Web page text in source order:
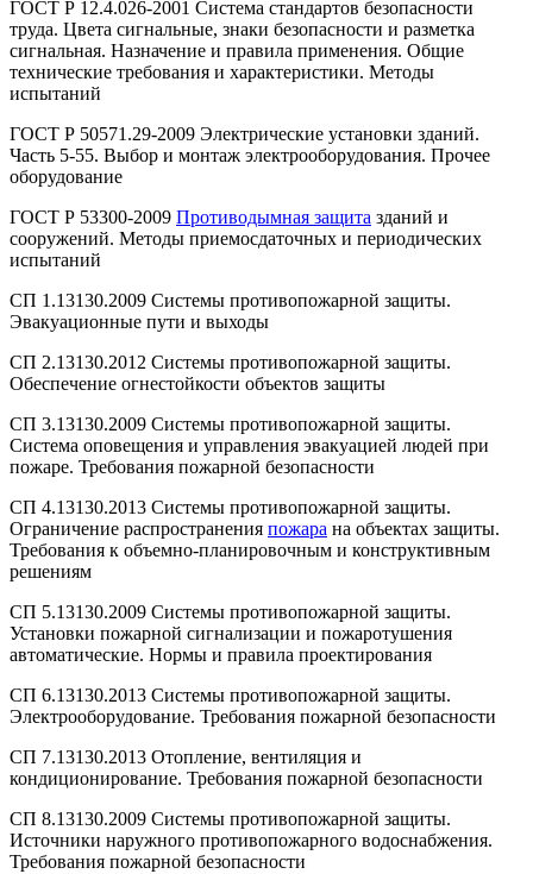
ГОСТ Р 12.4.026-2001 Система стандартов безопасности
труда. Цвета сигнальные, знаки безопасности и разметка
сигнальная. Назначение и правила применения. Общие
технические требования и характеристики. Методы
испытаний
ГОСТ Р 50571.29-2009 Электрические установки зданий.
Часть 5-55. Выбор и монтаж электрооборудования. Прочее
оборудование
ГОСТ Р 53300-2009 Противодымная защита зданий и
сооружений. Методы приемосдаточных и периодических
испытаний
СП 1.13130.2009 Системы противопожарной защиты.
Эвакуационные пути и выходы
СП 2.13130.2012 Системы противопожарной защиты.
Обеспечение огнестойкости объектов защиты
СП 3.13130.2009 Системы противопожарной защиты.
Система оповещения и управления эвакуацией людей при
пожаре. Требования пожарной безопасности
СП 4.13130.2013 Системы противопожарной защиты.
Ограничение распространения пожара на объектах защиты.
Требования к объемно-планировочным и конструктивным
решениям
СП 5.13130.2009 Системы противопожарной защиты.
Установки пожарной сигнализации и пожаротушения
автоматические. Нормы и правила проектирования
СП 6.13130.2013 Системы противопожарной защиты.
Электрооборудование. Требования пожарной безопасности
СП 7.13130.2013 Отопление, вентиляция и
кондиционирование. Требования пожарной безопасности
СП 8.13130.2009 Системы противопожарной защиты.
Источники наружного противопожарного водоснабжения.
Требования пожарной безопасности